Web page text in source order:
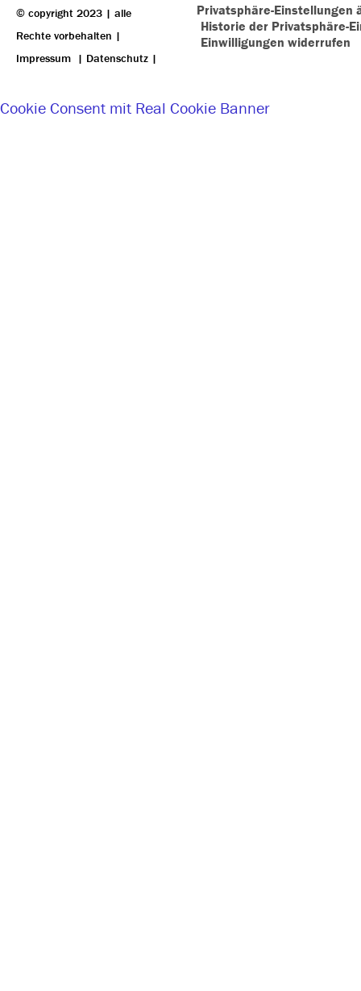
© copyright 2023 | alle
Rechte vorbehalten |
Impressum | Datenschutz |
Privatsphäre-Einstellungen
Historie der Privatsphäre-
Einwilligungen widerrufen
Cookie Consent mit Real Cookie Banner